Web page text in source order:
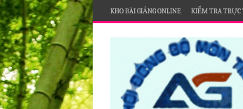
KHO BÀI GIẢNG ONLINE KIỂM TRA TRỰC